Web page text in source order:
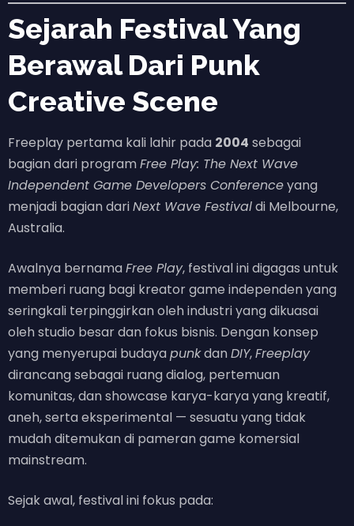
Sejarah Festival Yang
Berawal Dari Punk
Creative Scene
Freeplay pertama kali lahir pada 2004 sebagai
bagian dari programFree Play: The Next Wave
Independent Game Developers Conferenceyang
menjadi bagian dariNext Wave Festivaldi Melbourne,
Australia.
Awalnya bernamaFree Play, festival ini digagas untuk
memberi ruang bagi kreator game independen yang
seringkali terpinggirkan oleh industri yang dikuasai
oleh studio besar dan fokus bisnis. Dengan konsep
yang menyerupai budayapunkdanDIY,Freeplay
dirancang sebagai ruang dialog, pertemuan
komunitas, dan showcase karya-karya yang kreatif,
aneh, serta eksperimental — sesuatu yang tidak
mudah ditemukan di pameran game komersial
mainstream.
Sejak awal, festival ini fokus pada: